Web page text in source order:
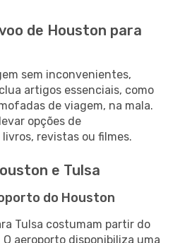
de Houston para
sem inconvenientes,
artigos essenciais, como
de viagem, na mala.
opções de
revistas ou filmes.
e Tulsa
do Houston
Tulsa costumam partir do
aeroporto disponibiliza uma